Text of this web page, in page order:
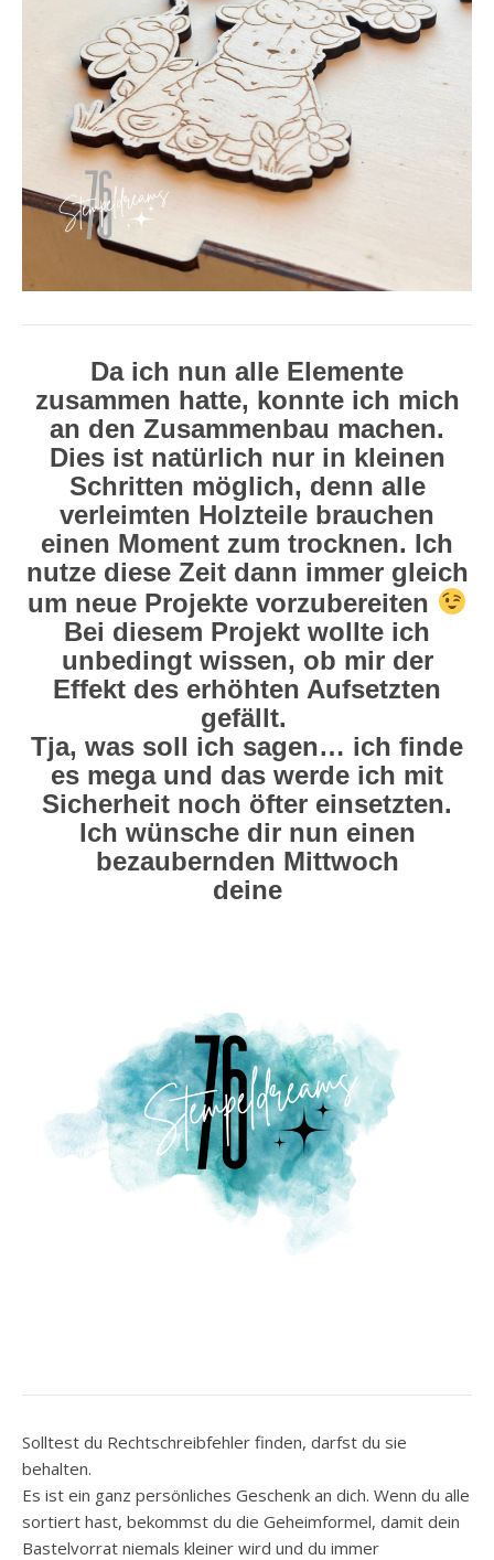
Da ich nun alle Elemente
zusammen hatte, konnte ich mich
an den Zusammenbau machen.
Dies ist natürlich nur in kleinen
Schritten möglich, denn alle
verleimten Holzteile brauchen
einen Moment zum trocknen. Ich
nutze diese Zeit dann immer gleich
um neue Projekte vorzubereiten
Bei diesem Projekt wollte ich
unbedingt wissen, ob mir der
Effekt des erhöhten Aufsetzten
gefällt.
Tja, was soll ich sagen… ich finde
es mega und das werde ich mit
Sicherheit noch öfter einsetzten.
Ich wünsche dir nun einen
bezaubernden Mittwoch
deine
Solltest du Rechtschreibfehler finden, darfst du sie
behalten.
Es ist ein ganz persönliches Geschenk an dich. Wenn du alle
sortiert hast, bekommst du die Geheimformel, damit dein
Bastelvorrat niemals kleiner wird und du immer